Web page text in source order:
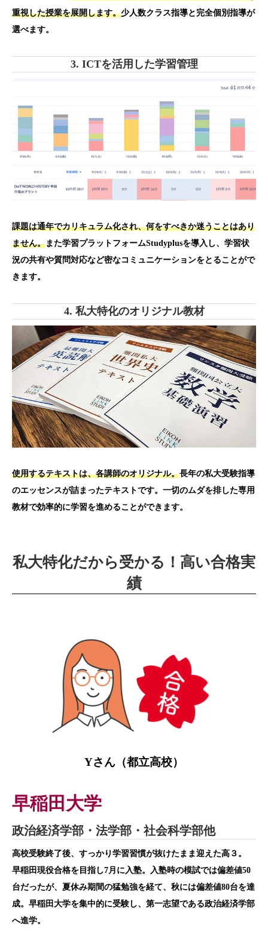
重視した授業を展開します。少人数クラス指導と完全個別指導が
選べます。
3. ICTを活用した学習管理
課題は通年でカリキュラム化され、何をすべきか迷うことはあり
ません。また学習プラットフォームStudyplusを導入し、学習状
況の共有や質問対応など密なコミュニケーションをとることがで
きます。
4. 私大特化のオリジナル教材
使用するテキストは、各講師のオリジナル。長年の私大受験指導
のエッセンスが詰まったテキストです。一切のムダを排した専用
教材で効率的に学習を進めることができます。
私大特化だから受かる！高い合格実
績
Yさん（都立高校）
早稲田大学
政治経済学部・法学部・社会科学部他
高校受験終了後、すっかり学習習慣が抜けたまま迎えた高３。
早稲田現役合格を目指し7月に入塾。入塾時の模試では偏差値50
台だったが、夏休み期間の猛勉強を経て、秋には偏差値80台を達
成。早稲田大学を集中的に受験し、第一志望である政治経済学部
へ進学。